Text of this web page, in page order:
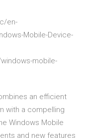
en-
Mobile-Device-
mobile-
an efficient
with a compelling
Windows Mobile
and new features